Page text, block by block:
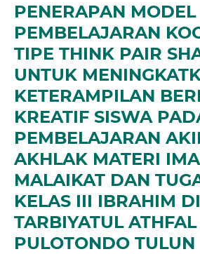
PENERAPAN MODEL
PEMBELAJARAN
TIPE THINK PAIR
UNTUK
KETERAMPILAN
KREATIF SISWA
PEMBELAJARAN
AKHLAK MATERI
MALAIKAT DAN
KELAS III IBRAHIM
TARBIYATUL ATHFAL
PULOTONDO TULUN